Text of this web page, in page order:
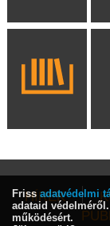
HÍREK
Friss adatvédelmi
adataid
működésért.